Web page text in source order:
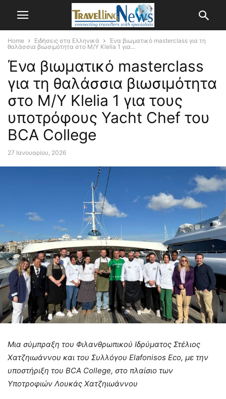
Home Ειδήσεις στα Ελληνικά
Ένα βιωματικό masterclass για τη
θαλάσσια βιωσιμότητα στο M/Y Klelia 1 για...
Ένα βιωματικό masterclass
για τη θαλάσσια βιωσιμότητα
στο M/Y Klelia 1 για τους
υποτρόφους Yacht Chef του
BCA College
27 Ιανουαρίου, 2026
Μια σύμπραξη του Φιλανθρωπικού Ιδρύματος Στέλιος
Χατζηιωάννου και του Συλλόγου Elafonisos Eco, με την
υποστήριξη του BCA College, στο πλαίσιο των
Υποτροφιών Λουκάς Χατζηιωάννου